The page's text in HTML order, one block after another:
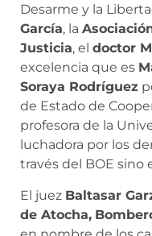
Desarme y la
García, la
Justicia, el doctor
excelencia que es
Soraya Rodríguez
de Estado de
profesora de la
luchadora por los
través del BOE sino
El juez Baltasar
de Atocha,